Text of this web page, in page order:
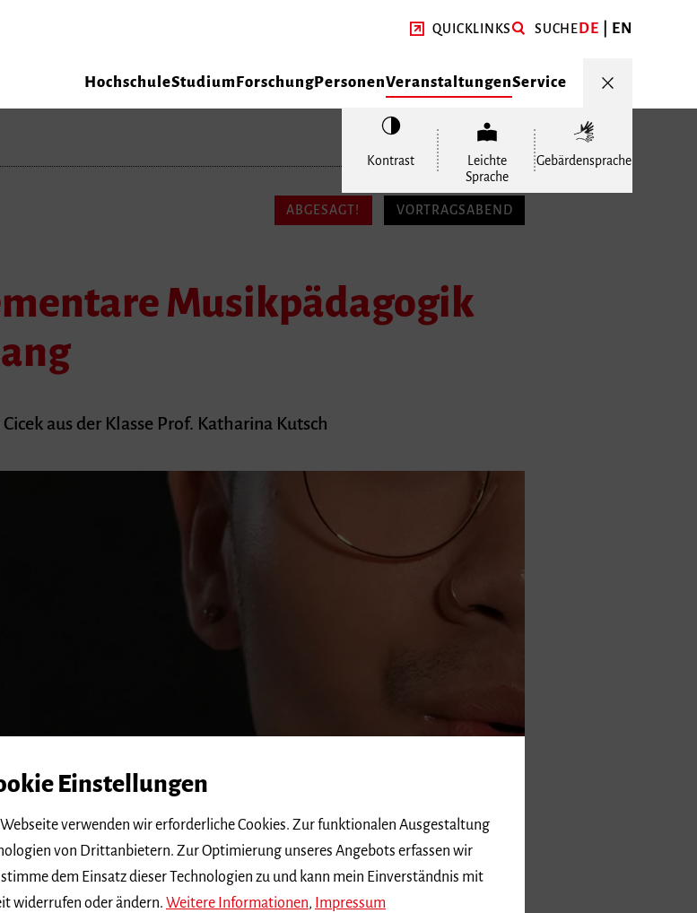
QUICKLINKS SUCHEDE EN
HochschuleStudiumForschungPersonenVeranstaltungenService
Kontrast
Leichte
Sprache
Gebärdensprache
ABGESAGT! VORTRAGSABEND
Musikpädagogik
aus der Klasse Prof. Katharina Kutsch
Einstellungen
verwenden wir erforderliche Cookies. Zur funktionalen Ausgestaltung
von Drittanbietern. Zur Optimierung unseres Angebots erfassen wir
dem Einsatz dieser Technologien zu und kann mein Einverständnis mit
widerrufen oder ändern. Weitere Informationen, Impressum